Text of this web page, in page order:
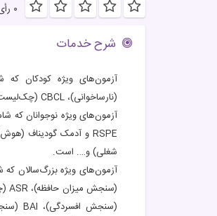
۰ رأی
شرح خدمات
(نارساخوانی)، CBCL (چک‌لیست رفتاری)، ساراسون (اضطراب امتحان)، MCRE و PS (بررسی شیوه فرزند پروری) و …. است.
شغلی) و…. است.